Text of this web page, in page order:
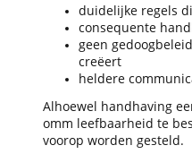
duidelijke regels
consequente
geen
creëert
heldere
Alhoewel handhaving
omm leefbaarheid te
voorop worden gesteld.